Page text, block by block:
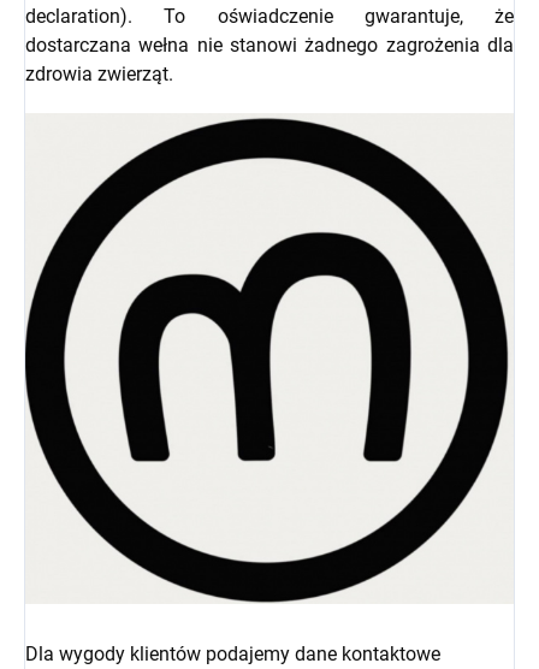
declaration). To oświadczenie gwarantuje, że
dostarczana wełna nie stanowi żadnego zagrożenia dla
zdrowia zwierząt.
Dla wygody klientów podajemy dane kontaktowe